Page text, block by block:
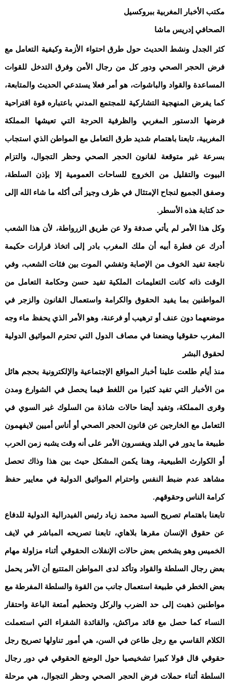
مكتب الأخبار المغربية ببروكسيل
الصحافي إدريس ماشا
كثر الجدل ونشط الحديث حول طرق احتواء الأزمة وكيفية التعامل مع
فرض الحجر الصحي ودور كل من رجال الأمن وفرق التدخل للقوات
المساعدة والقواد والباشوات، هو أمر فعلا يستدعي الحديث والمتابعة،
كما يفرض المنهجية التشاركية للمجتمع المدني باعتباره قوة اقتراحية
فرضها الدستور المغربي والظرفية الحرجة التي تعيشها المملكة
المغربية، تابعنا باهتمام شديد طرق التعامل مع المواطن الذي استجاب
بسرعة غير متوقعة لقانون الحجر الصحي وحظر التجوال، والتزام
البيوت والتقليل من الخروج للساحات العمومية إلا بإذن السلطة،
وصفق الجميع لنجاح الإمتثال في ظرف وجيز أتى أكله ما شاء الله اإلى
حد كتابة هذه الأسطر.
وكل هذا الأمر لم يأتي صدفة ولا عن طريق الزرواطة، لأن هذا الشعب
أدرك عن فطرة أبيه أن ملك المغرب بادر إلى اتخاذ قرارات حكيمة
ناجعة تفيد الخوف من الإصابة وتفشي الموت بين فئات الشعب، وفي
الوقت ذاته كانت التعليمات الملكية تفيد حسن وحكامة التعامل من
المواطنين بما يفيد الحقوق والكرامة واستعمال القانون والزجر في
موضعهما دون عنف أو ترهيب أو فرعنة، وهو الأمر الذي يحفظ ماء وجه
المغرب حقوقيا ويضعنا في مصاف الدول التي تحترم المواثيق الدولية
لحقوق البشر
منذ أيام طلعت علينا أخبار المواقع الإجتماعية والإلكترونية بحجم هائل
من الأخبار التي تفيد كثيرا من اللغط فيما يحصل في الشوارع ومدن
وقرى المملكة، وتفيد أيضا حالات شاذة من السلوك غير السوي في
التعامل مع الخارجين عن قانون الحجر الصحي أو أناس أميين لايفهمون
طبيعة ما يدور في البلد ويفسرون الأمر على أنه وقت يشبه زمن الحرب
أو الكوارث الطبيعية، وهنا يكمن المشكل حيث بين هذا وذاك تحصل
مشاهد عدم ضبط النفس واحترام المواثيق الدولية في معايير حفظ
كرامة الناس وحقوقهم.
تابعنا باهتمام تصريح السيد محمد زياد رئيس الفيدرالية الدولية للدفاع
عن حقوق الإنسان مقرها بلاهاي، تابعنا تصريحه المباشر في لايف
الخميس وهو يشخص بعض حالات الإنفلات الحقوقي أثناء مزاولة مهام
بعض رجال السلطة والقواد وتأكد لدى المواطن المتتبع أن الأمر يحمل
بعض الخطر في طبيعة استعمال جانب من القوة والسلطة المفرطة مع
مواطنين ذهبت إلى حد الضرب والركل وتحطيم أمتعة الباعة واحتقار
النساء كما حصل مع قائد مراكش، والقائدة الشقراء التي استعملت
الكلام القاسي مع رجل طاعن في السن، هي أمور تناولها تصريح رجل
حقوقي قال قولا كبيرا تشخيصيا حول الوضع الحقوقي في دور رجال
السلطة أثناء حملات فرض الحجر الصحي وحظر التجوال، هي مرحلة